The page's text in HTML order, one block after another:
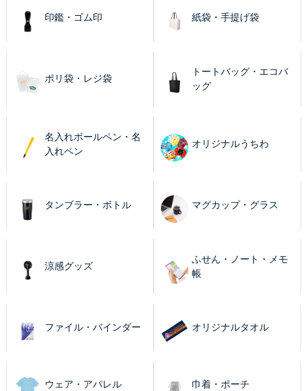
印鑑・ゴム印 紙袋・手提げ袋
ポリ袋・レジ袋
トートバッグ・エコバ
ッグ
名入れボールペン・名
入れペン
オリジナルうちわ
タンブラー・ボトル マグカップ・グラス
涼感グッズ
ふせん・ノート・メモ
帳
ファイル・バインダー オリジナルタオル
ウェア・アパレル 巾着・ポーチ